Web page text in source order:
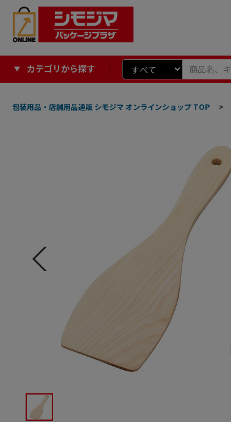
カテゴリから探す
包装用品・店舗用品通販 シモジマ オンラインショップ TOP >